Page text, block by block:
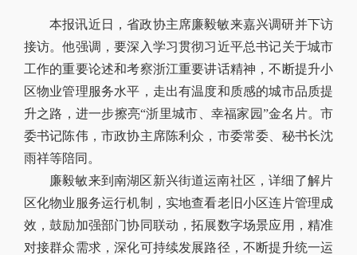
本报讯近日，省政协主席廉毅敏来嘉兴调研并下访
接访。他强调，要深入学习贯彻习近平总书记关于城市
工作的重要论述和考察浙江重要讲话精神，不断提升小
区物业管理服务水平，走出有温度和质感的城市品质提
升之路，进一步擦亮“浙里城市、幸福家园”金名片。市
委书记陈伟，市政协主席陈利众，市委常委、秘书长沈
雨祥等陪同。
廉毅敏来到南湖区新兴街道运南社区，详细了解片
区化物业服务运行机制，实地查看老旧小区连片管理成
效，鼓励加强部门协同联动，拓展数字场景应用，精准
对接群众需求，深化可持续发展路径，不断提升统一运